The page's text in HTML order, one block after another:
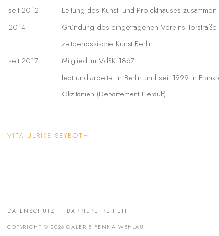
seit 2012
Leitung des Kunst- und Projekthauses
2014
Gründung des eingetragenen Vereins
zeitgenössische Kunst Berlin
seit 2017
Mitglied im VdBK 1867
lebt und arbeitet in Berlin und seit 1999 in
Okzitanien (Departement Hérault)
VITA ULRIKE SEYBOTH
DATENSCHUTZ BARRIEREFREIHEIT
COPYRIGHT © 2026 GALERIE FENNA WEHLAU